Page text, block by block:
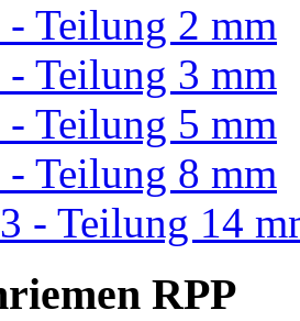
Teilung 2 mm
Teilung 3 mm
Teilung 5 mm
Teilung 8 mm
- Teilung 14
RPP